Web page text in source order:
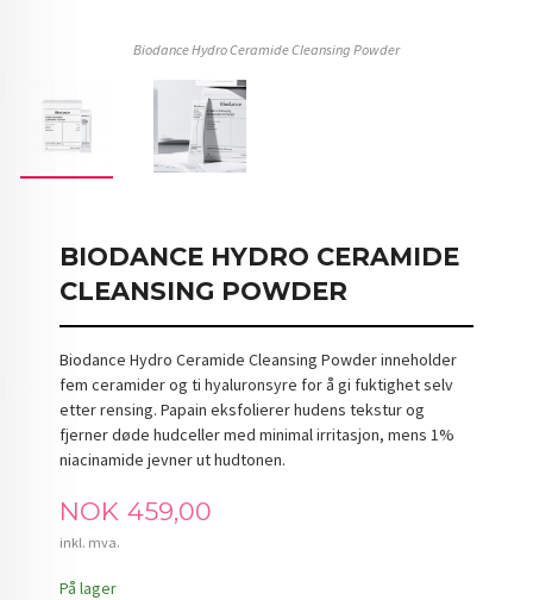
Biodance Hydro Ceramide Cleansing Powder
BIODANCE HYDRO CERAMIDE
CLEANSING POWDER
Biodance Hydro Ceramide Cleansing Powder inneholder
fem ceramider og ti hyaluronsyre for å gi fuktighet selv
etter rensing. Papain eksfolierer hudens tekstur og
fjerner døde hudceller med minimal irritasjon, mens 1%
niacinamide jevner ut hudtonen.
Pris
NOK 459,00
inkl. mva.
På lager